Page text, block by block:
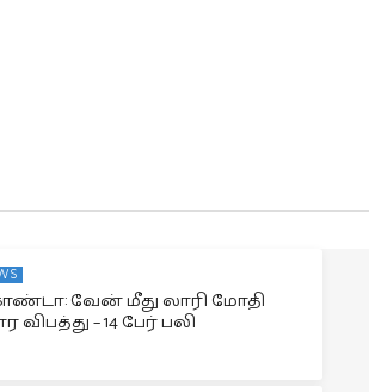
வேன் மீது லாரி மோதி
விபத்து – 14 பேர் பலி